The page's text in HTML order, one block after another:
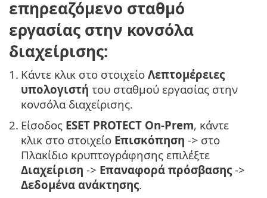
επηρεαζόμενο σταθμό
εργασίας στην κονσόλα
διαχείρισης:
1. Κάντε κλικ στο στοιχείο Λεπτομέρειες
υπολογιστή του σταθμού εργασίας στην
κονσόλα διαχείρισης.
2. Είσοδος ESET PROTECT On-Prem, κάντε
κλικ στο στοιχείο Επισκόπηση -> στο
Πλακίδιο κρυπτογράφησης επιλέξτε
Διαχείριση -> Επαναφορά πρόσβασης ->
Δεδομένα ανάκτησης.